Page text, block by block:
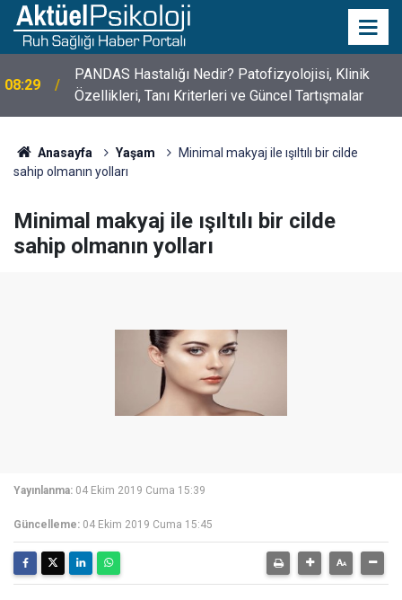
08:29
PANDAS Hastalığı Nedir? Patofizyolojisi, Klinik
Özellikleri, Tanı Kriterleri ve Güncel Tartışmalar
10:30
10 Mayıs Psikologlar Günü Nasıl Ortaya Çıktı? 10
Mayıs Tarihinin Hikayesi
Anasayfa Yaşam
Minimal makyaj ile ışıltılı bir cilde
sahip olmanın yolları
Minimal makyaj ile ışıltılı bir cilde
sahip olmanın yolları
Yayınlanma: 04 Ekim 2019 Cuma 15:39
Güncelleme: 04 Ekim 2019 Cuma 15:45